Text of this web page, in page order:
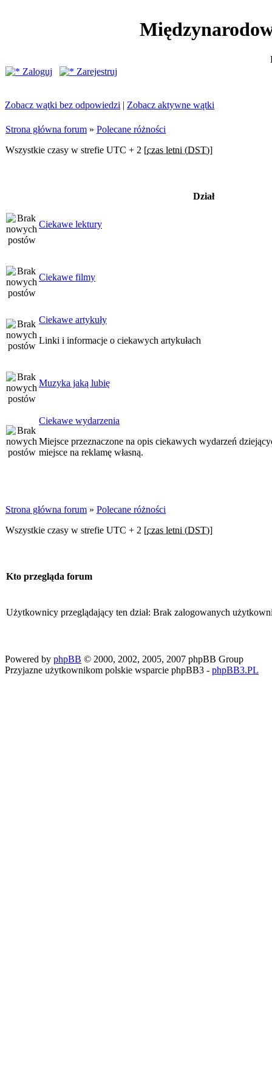
Zaloguj
Zarejestruj
Zobacz wątki bez odpowiedzi | Zobacz aktywne wątki
Strona główna forum » Polecane różności
Wszystkie czasy w strefie UTC + 2 [czas letni (DST)]
Dział
Ciekawe lektury
Ciekawe filmy
Ciekawe artykuły
Linki i informacje o ciekawych artykułach
Muzyka jaką lubię
Ciekawe wydarzenia
Miejsce przeznaczone na opis ciekawych wydarzeń
miejsce na reklamę własną.
Strona główna forum » Polecane różności
Wszystkie czasy w strefie UTC + 2 [czas letni (DST)]
Kto przegląda forum
Użytkownicy przeglądający ten dział: Brak zalogowanych
Powered by phpBB © 2000, 2002, 2005, 2007 phpBB Group
Przyjazne użytkownikom polskie wsparcie phpBB3 - phpBB3.PL